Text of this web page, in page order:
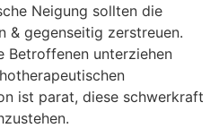
Neigung sollten die
& gegenseitig zerstreuen.
Betroffenen unterziehen
ist parat, diese schwerkraft